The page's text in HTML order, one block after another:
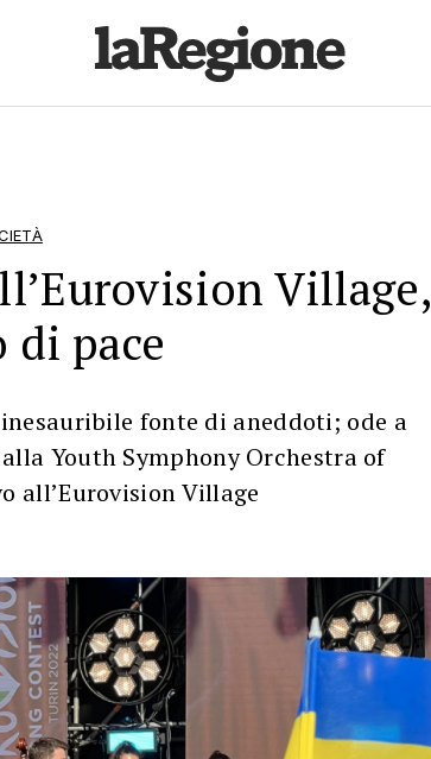
Village,
pace
fonte di aneddoti; ode a
Youth Symphony Orchestra of
all’Eurovision Village